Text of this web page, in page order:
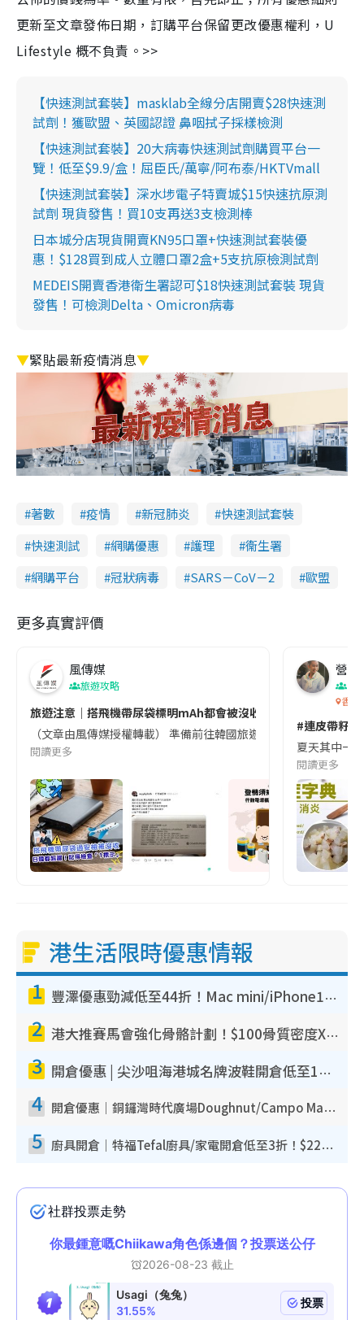
更新至文章發佈日期，訂購平台保留更改優惠權利，U
Lifestyle 概不負責。>>
【快速測試套裝】masklab全線分店開賣$28快速測
試劑！獲歐盟、英國認證 鼻咽拭子採樣檢測
【快速測試套裝】20大病毒快速測試劑購買平台一
覽！低至$9.9/盒！屈臣氏/萬寧/阿布泰/HKTVmall
【快速測試套裝】深水埗電子特賣城$15快速抗原測
試劑 現貨發售！買10支再送3支檢測棒
日本城分店現貨開賣KN95口罩+快速測試套裝優
惠！$128買到成人立體口罩2盒+5支抗原檢測試劑
MEDEIS開賣香港衛生署認可$18快速測試套裝 現貨
發售！可檢測Delta、Omicron病毒
▼緊貼最新疫情消息▼
著數 疫情 新冠肺炎
快速測試套裝
快速測試
網購優惠 護理
衞生署
網購平台
冠狀病毒 SARS－CoV－2 歐盟
更多真實評價
風傳媒
旅遊攻略
旅遊注意｜搭飛機帶尿袋標明mAh都會被沒收😱出發前切記檢查
（文章由風傳媒授權轉載） 準備前往韓國旅遊的民眾，近期要
閱讀更多
營養
香港
#連皮帶籽
夏天其中一
閱讀更多
港生活限時優惠情報
1 豐澤優惠勁減低至44折！Mac mini/iPhone17Pro大減價！廚房家電$220起
2 港大推賽馬會強化骨骼計劃！$100骨質密度X光檢查 完成免費運動訓練送超市禮券！附參加資格
3 開倉優惠 | 尖沙咀海港城名牌波鞋開倉低至1折！On鞋$899起／Joy&Peace鞋履$98起
4 開倉優惠｜銅鑼灣時代廣場Doughnut/Campo Marzio開倉低至1折！背囊、書包、手袋劈價$200起
5 廚具開倉｜特福Tefal廚具/家電開倉低至3折！$220起買平底鍋/炒鑊/湯煲！電飯煲/吸塵機/燙斗$418起